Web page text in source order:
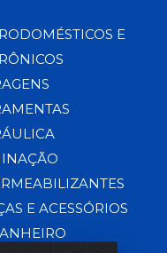
E
E ACESSÓRIOS